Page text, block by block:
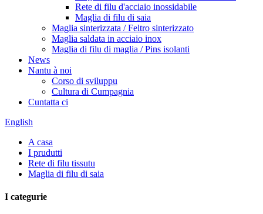
Rete di filu d'acciaio inossidabile
Maglia di filu di saia
Maglia sinterizzata / Feltro sinterizzato
Maglia saldata in acciaio inox
Maglia di filu di maglia / Pins isolanti
News
Nantu à noi
Corso di sviluppu
Cultura di Cumpagnia
Cuntatta ci
English
A casa
I prudutti
Rete di filu tissutu
Maglia di filu di saia
I categurie